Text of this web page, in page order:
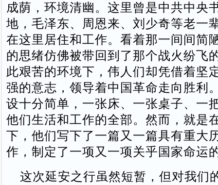
成荫，环境清幽。这里曾是中共中央
地，毛泽东、周恩来、刘少奇等老一
在这里居住和工作。看着那一间间简
的思绪仿佛被带回到了那个战火纷飞
此艰苦的环境下，伟人们却凭借着坚
强的意志，领导着中国革命走向胜利
设十分简单，一张床、一张桌子、一
他们生活和工作的全部。然而，就是
下，他们写下了一篇又一篇具有重大
作，制定了一项又一项关乎国家命运
这次延安之行虽然短暂，但对我们